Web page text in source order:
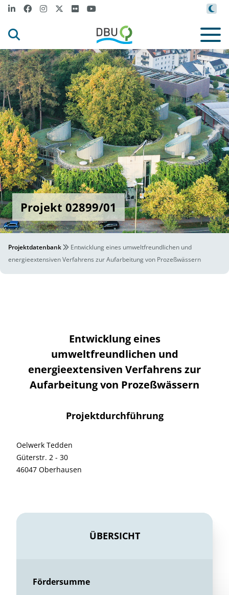
Projekt 02899/01
Projektdatenbank
Entwicklung eines umweltfreundlichen und
energieextensiven Verfahrens zur Aufarbeitung von Prozeßwässern
Entwicklung eines
umweltfreundlichen und
energieextensiven Verfahrens zur
Aufarbeitung von Prozeßwässern
Projektdurchführung
Oelwerk Tedden
Güterstr. 2 - 30
46047 Oberhausen
ÜBERSICHT
Fördersumme